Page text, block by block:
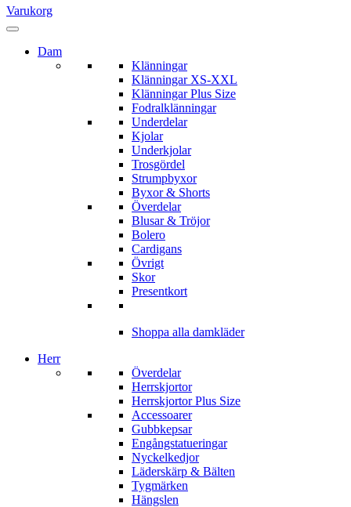
Varukorg
Dam
Klänningar
Klänningar XS-XXL
Klänningar Plus Size
Fodralklänningar
Underdelar
Kjolar
Underkjolar
Trosgördel
Strumpbyxor
Byxor & Shorts
Överdelar
Blusar & Tröjor
Bolero
Cardigans
Övrigt
Skor
Presentkort
Shoppa alla damkläder
Herr
Överdelar
Herrskjortor
Herrskjortor Plus Size
Accessoarer
Gubbkepsar
Engångstatueringar
Nyckelkedjor
Läderskärp & Bälten
Tygmärken
Hängslen